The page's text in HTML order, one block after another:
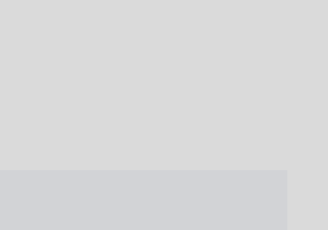
zijn van teakhout.